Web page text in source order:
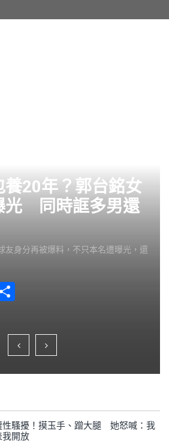
養20年？郭台銘女
光 同時誆多男還
友身分再被爆料，不只本名遭曝光，還
E
ar
e
性騷擾！摸玉手、蹭大腿 她怒喊：我
我開放